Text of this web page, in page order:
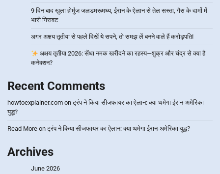
9 दिन बाद खुला होर्मुज जलडमरूमध्य, ईरान के ऐलान से तेल सस्ता, गैस के दामों में
भारी गिरावट
अगर अक्षय तृतीया से पहले दिखें ये सपने, तो समझ लें बनने वाले हैं करोड़पति!
अक्षय तृतीया 2026: सेंधा नमक खरीदने का रहस्य—शुक्र और चंद्र से क्या है
कनेक्शन?
Recent Comments
howtoexplainer.com onट्रंप ने किया सीजफायर का ऐलान: क्या थमेगा ईरान-अमेरिका
युद्ध?
Read More onट्रंप ने किया सीजफायर का ऐलान: क्या थमेगा ईरान-अमेरिका युद्ध?
Archives
June 2026